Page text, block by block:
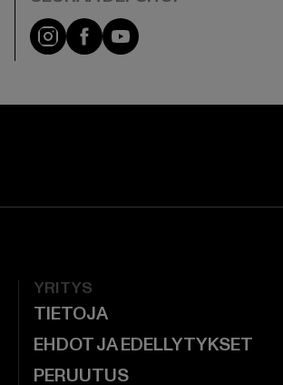
Visit our Instagram page:
Visit our Facebook page:
Visit our YouTube
YRITYS
TIETOJA
EHDOT JA EDELLYTYKSET
PERUUTUS